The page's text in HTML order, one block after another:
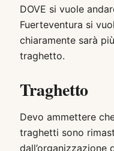
DOVE si vuole
Fuerteventura si
chiaramente sarà
traghetto.
Traghetto
Devo ammettere
traghetti sono
dall’organizzazione